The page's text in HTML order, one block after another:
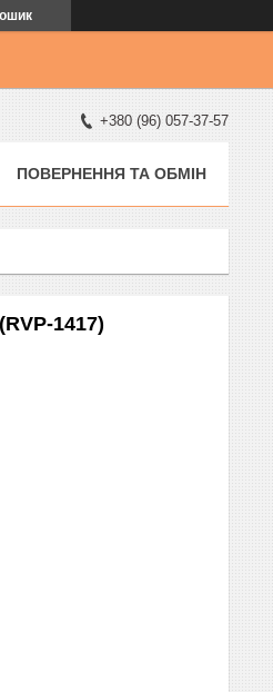
+380 (96) 057-37-57
ПОВЕРНЕННЯ ТА ОБМІН
1417)